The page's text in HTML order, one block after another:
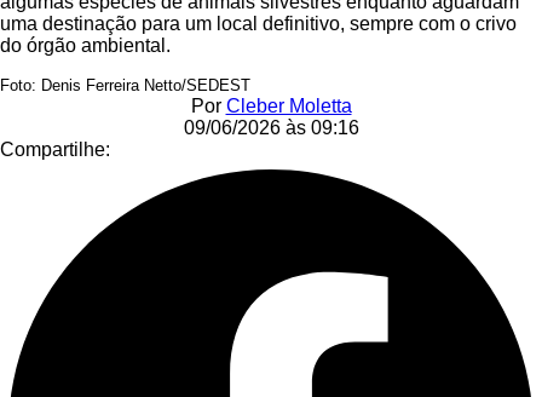
uma destinação para um local definitivo, sempre com o crivo
do órgão ambiental.
Foto: Denis Ferreira Netto/SEDEST
Por Cleber Moletta
09/06/2026 às 09:16
Compartilhe: